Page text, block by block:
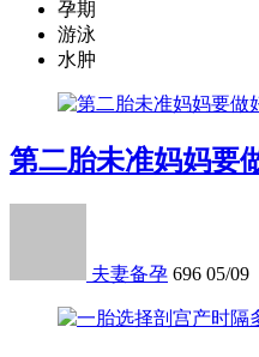
孕期
游泳
水肿
第二胎未准妈妈要
夫妻备孕 696 05/09